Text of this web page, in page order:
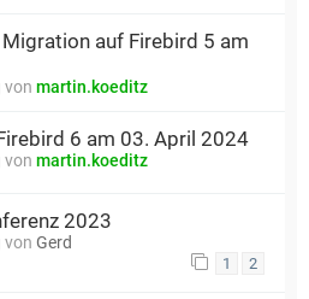
auf Firebird 5 am
von martin.koeditz
6 am 03. April 2024
von martin.koeditz
2023
von Gerd
1 2